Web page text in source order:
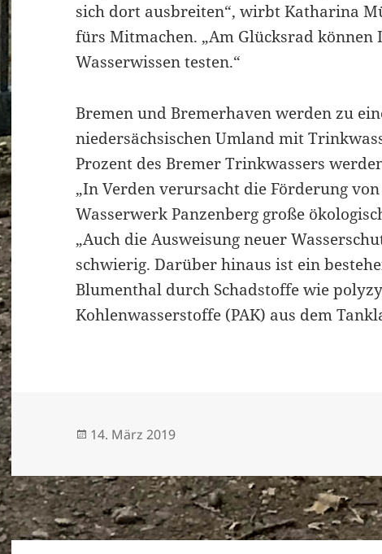
sich dort ausbreiten“, wirbt Katharina
fürs Mitmachen. „Am Glücksrad
Wasserwissen testen.“
Bremen und Bremerhaven werden zu
niedersächsischen Umland mit
Prozent des Bremer Trinkwassers
„In Verden verursacht die Förderung
Wasserwerk Panzenberg große
„Auch die Ausweisung neuer
schwierig. Darüber hinaus ist ein
Blumenthal durch Schadstoffe wie
Kohlenwasserstoffe (PAK) aus dem
Veröffentlicht
14. März 2019